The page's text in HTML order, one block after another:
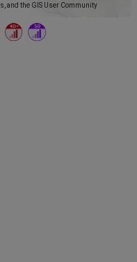
and the GIS User Community